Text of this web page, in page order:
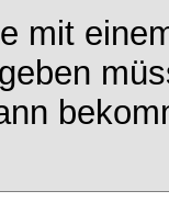
mit